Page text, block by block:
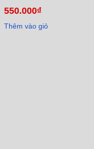
550.000₫
Thêm vào giỏ